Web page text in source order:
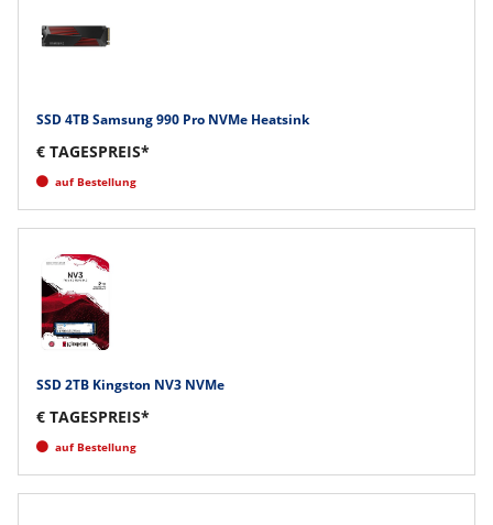
SSD 4TB Samsung 990 Pro NVMe Heatsink
€ TAGESPREIS*
auf Bestellung
SSD 2TB Kingston NV3 NVMe
€ TAGESPREIS*
auf Bestellung